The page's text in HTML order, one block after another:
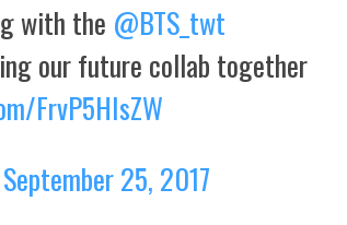
with the @BTS_twt
our future collab together
FrvP5HIsZW
September 25, 2017